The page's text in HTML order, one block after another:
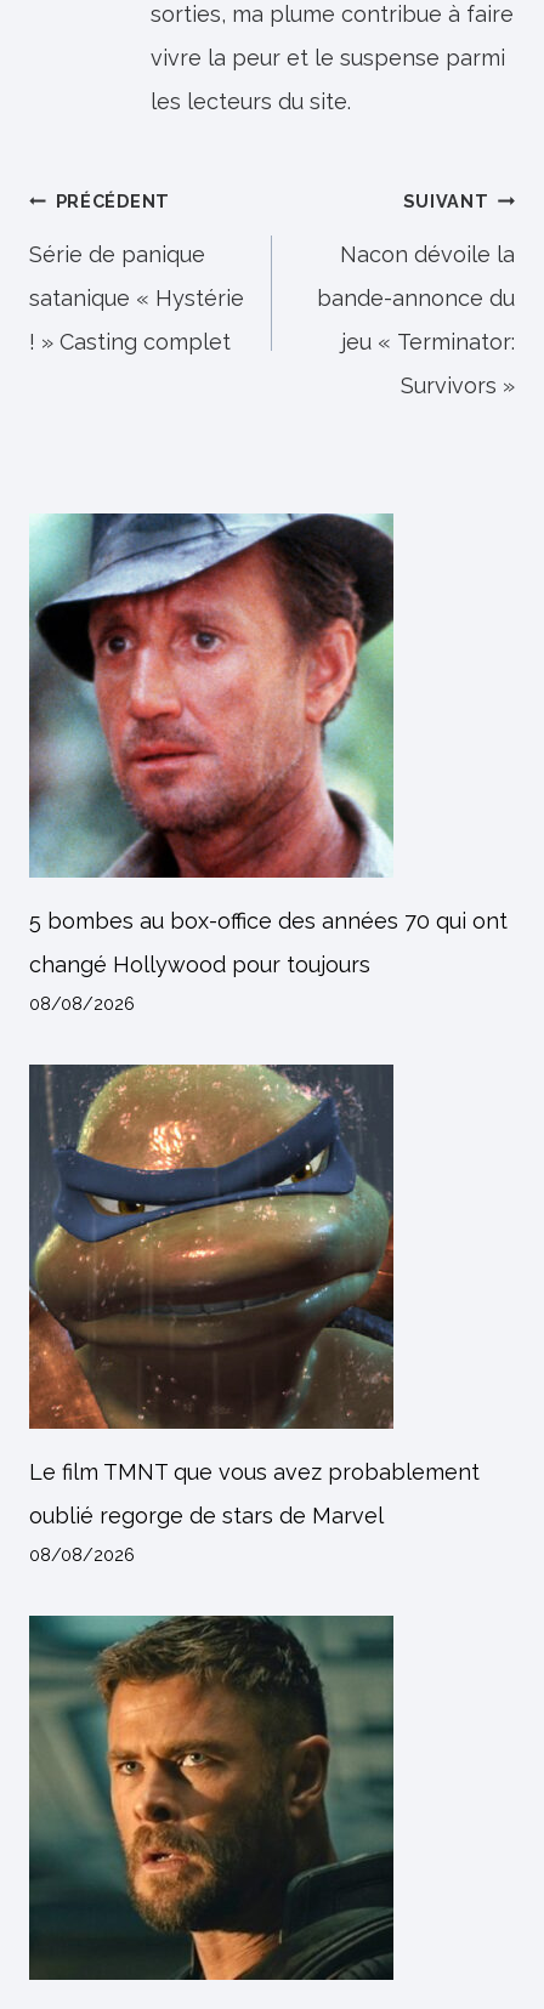
sorties, ma plume contribue à faire
vivre la peur et le suspense parmi
les lecteurs du site.
Navigation
de
l’article
PRÉCÉDENT
Série de panique
satanique « Hystérie
! » Casting complet
SUIVANT
Nacon dévoile la
bande-annonce du
jeu « Terminator:
Survivors »
5 bombes au box-office des années 70 qui ont
changé Hollywood pour toujours
08/08/2026
Le film TMNT que vous avez probablement
oublié regorge de stars de Marvel
08/08/2026